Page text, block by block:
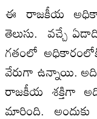
ఈ రాజకీయ
తెలుసు. వచ్చే
గతంలో అధికారంలోకి
వేరుగా ఉన్నాయి. అది
రాజకీయ శక్తిగా
మారింది.